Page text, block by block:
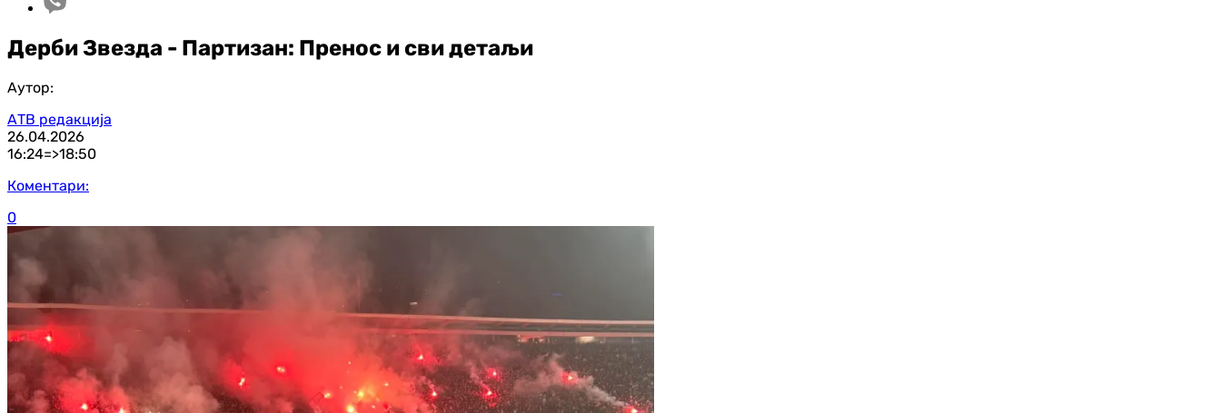
Дерби Звезда - Партизан: Пренос и сви детаљи
Аутор:
АТВ редакција
26.04.2026
16:24=>18:50
Коментари:
0